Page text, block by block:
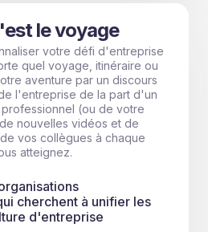
le voyage
votre défi d'entreprise
quel voyage, itinéraire ou
aventure par un discours
l'entreprise de la part d'un
(ou de votre
nouvelles vidéos et de
vos collègues à chaque
atteignez.
cherchent à unifier les
d'entreprise